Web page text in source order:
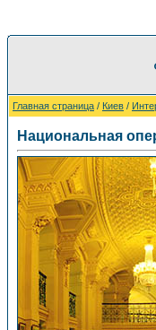
Главная страница / Киев /
Национальная